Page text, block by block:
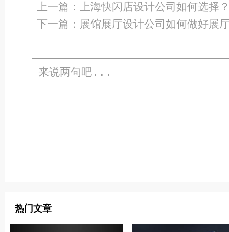
上一篇：
上海快闪店设计公司如何选择
下一篇： 展馆展厅设计公司如何做好展
热门文章